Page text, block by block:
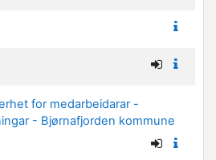
for medarbeidarar -
- Bjørnafjorden kommune